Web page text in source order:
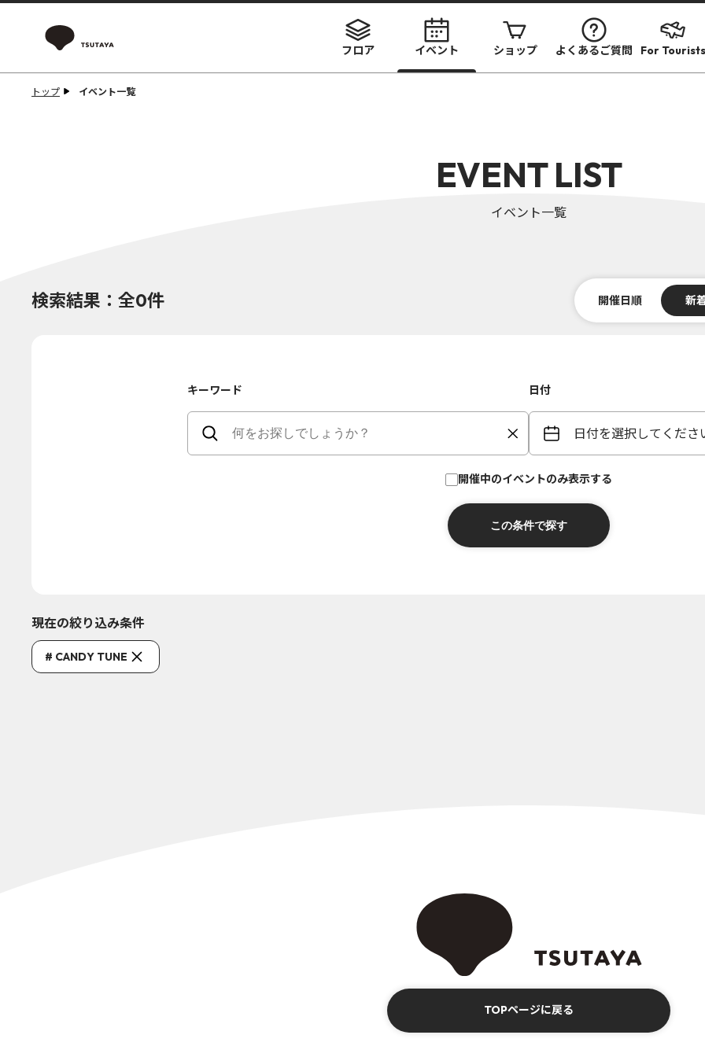
フロア イベント ショップ よくあるご質問 For Tourists
トップ イベント一覧
EVENT LIST
イベント一覧
検索結果：全0件 開催日順 新
キーワード 日付
日付を選択してくださ
開催中のイベントのみ表示する
現在の絞り込み条件
# CANDY TUNE
TOPページに戻る